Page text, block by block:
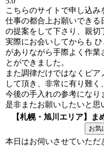
こちらのサイトで申し込
仕事の都合上お願いできる
の提案をして下さり、親切
実際にお会いしてからも
がありながら手際よく作業
とができました。
また調律だけではなくピ
して頂き、非常に有り難
今後の手入れの参考になり
是非またお願いしたいと思
【札幌・旭川エリア】
本日はお伺いさせていただ